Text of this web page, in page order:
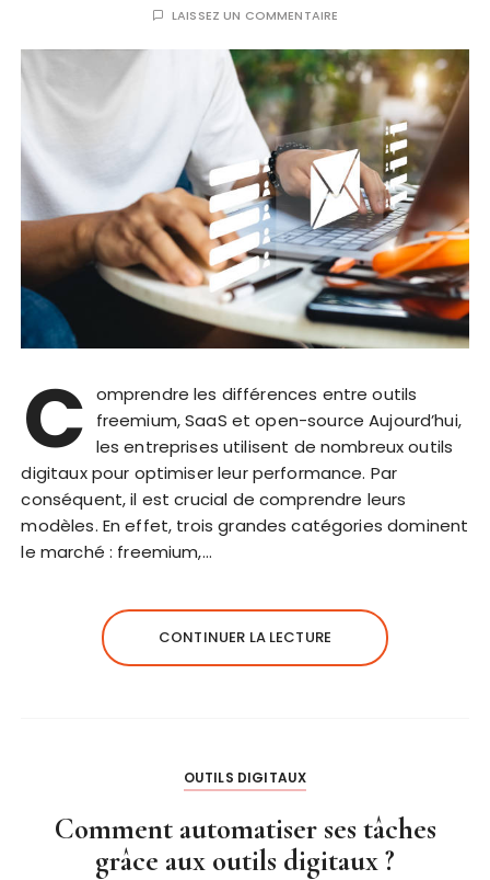
LAISSEZ UN COMMENTAIRE
C omprendre les différences entre outils
freemium, SaaS et open-source Aujourd’hui,
les entreprises utilisent de nombreux outils
digitaux pour optimiser leur performance. Par
conséquent, il est crucial de comprendre leurs
modèles. En effet, trois grandes catégories dominent
le marché : freemium,…
CONTINUER LA LECTURE
OUTILS DIGITAUX
Comment automatiser ses tâches
grâce aux outils digitaux ?